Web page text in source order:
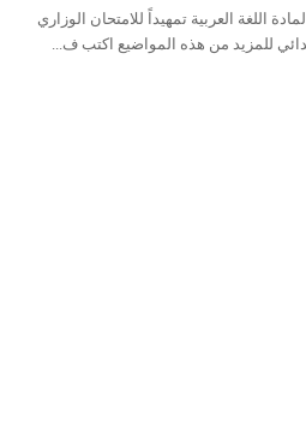
اللغة العربية تمهيداً للامتحان الوزاري